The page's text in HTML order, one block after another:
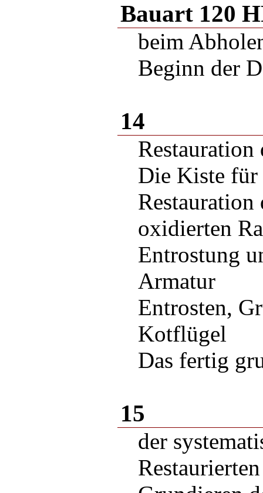
Bauart 120
beim
Beginn der
14
Die Kiste für
oxidierten
Entrostung
Armatur
Entrosten,
Kotflügel
Das fertig
15
der